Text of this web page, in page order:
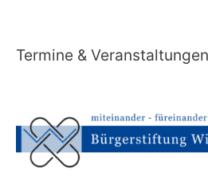
Termine & Veranstaltungen